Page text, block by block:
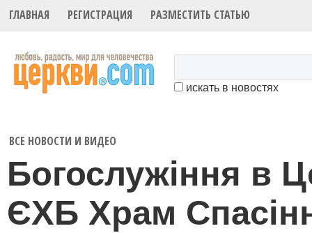
ГЛАВНАЯ РЕГИСТРАЦИЯ РАЗМЕСТИТЬ СТАТЬЮ
искать в новостях
ВСЕ НОВОСТИ И ВИДЕО
Богослужіння в
ЄХБ Храм